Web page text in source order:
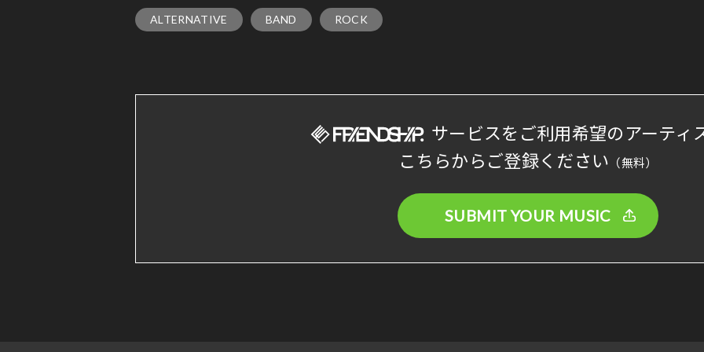
ALTERNATIVE BAND ROCK
サービスをご利用希望のアーティ
こちらからご登録ください （無料）
SUBMIT YOUR MUSIC